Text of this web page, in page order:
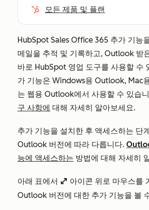
모든 제품 및 플랜
HubSpot Sales Office 365 추가 기능
메일을 추적 및 기록하고, Outlook 받
바로 HubSpot 영업 도구를 사용할 수
가 기능은 Windows용 Outlook, Mac
는 웹용 Outlook에서 사용할 수 있습
구 사항에 대해 자세히 알아보세요.
추가 기능을 설치한 후 액세스하는 단
Outlook 버전에 따라 다릅니다.
능에 액세스하는 방법에 대해 자세히
아래 표에서 enlargeIcon 아이콘 위로 마우스를
Outlook 버전에 대한 추가 기능을 볼